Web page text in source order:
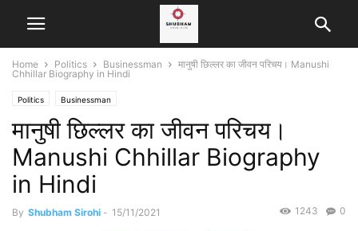
Home Politics Businessman
मानुषी छिल्लर का जीवन परिचय। Manushi
Chhillar Biography in Hindi
Politics Businessman
मानुषी छिल्लर का जीवन परिचय।
Manushi Chhillar Biography
in Hindi
By Shubham Sirohi - 15/11/2021 0
1243